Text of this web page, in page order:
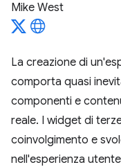
Mike West
La creazione di
comporta quasi
componenti e
reale. I widget di
coinvolgimento e
nell'esperienza